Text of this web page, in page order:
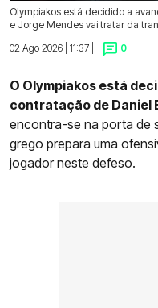
Olympiakos está decidido a
e Jorge Mendes vai tratar da
02 Ago 2026 | 11:37 |
0
O Olympiakos está
contratação de Daniel
encontra-se na porta de
grego prepara uma
jogador neste defeso.